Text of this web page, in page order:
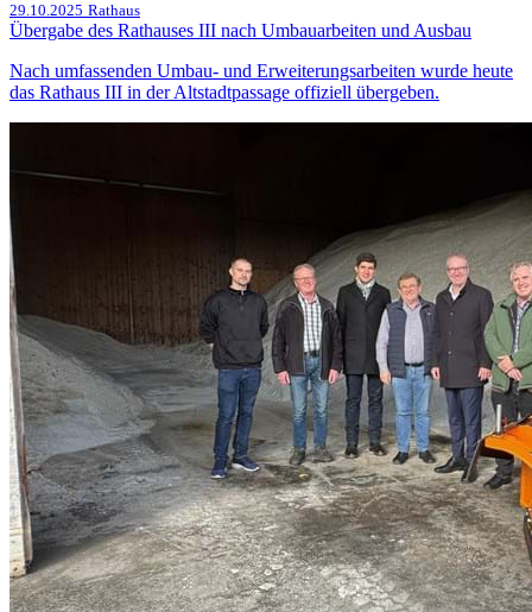
29.10.2025 Rathaus
Übergabe des Rathauses III nach Umbauarbeiten und Ausbau
Nach umfassenden Umbau- und Erweiterungsarbeiten wurde heute
das Rathaus III in der Altstadtpassage offiziell übergeben.